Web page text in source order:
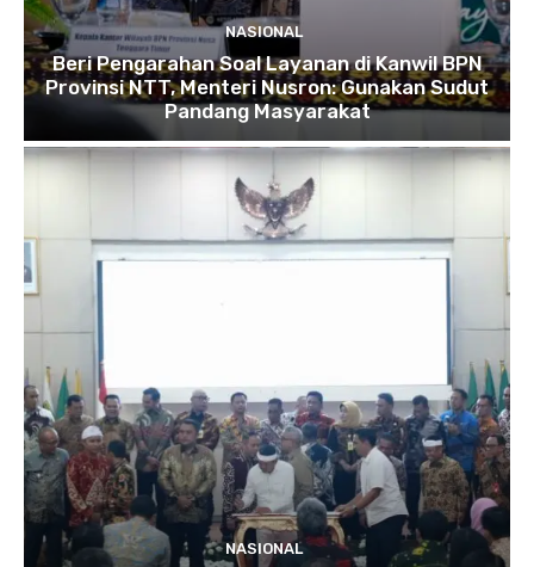
NASIONAL
Beri Pengarahan Soal Layanan di Kanwil BPN
Provinsi NTT, Menteri Nusron: Gunakan Sudut
Pandang Masyarakat
NASIONAL